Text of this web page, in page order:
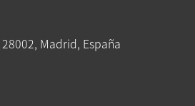
Madrid, España